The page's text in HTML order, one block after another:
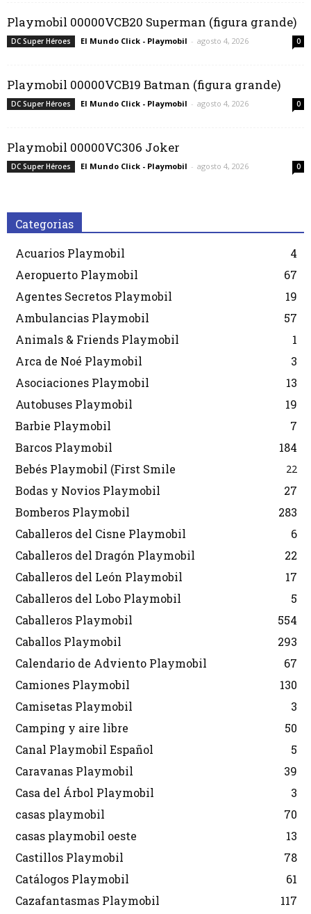
Playmobil 00000VCB20 Superman (figura grande)
DC Super Héroes El Mundo Click - Playmobil - agosto 4, 2026 0
Playmobil 00000VCB19 Batman (figura grande)
DC Super Héroes El Mundo Click - Playmobil - agosto 4, 2026 0
Playmobil 00000VC306 Joker
DC Super Héroes El Mundo Click - Playmobil - agosto 4, 2026 0
Categorias
Acuarios Playmobil
4
Aeropuerto Playmobil
67
Agentes Secretos Playmobil
19
Ambulancias Playmobil
57
Animals & Friends Playmobil
1
Arca de Noé Playmobil
3
Asociaciones Playmobil
13
Autobuses Playmobil
19
Barbie Playmobil
7
Barcos Playmobil
184
Bebés Playmobil (First Smile
22
Bodas y Novios Playmobil
27
Bomberos Playmobil
283
Caballeros del Cisne Playmobil
6
Caballeros del Dragón Playmobil
22
Caballeros del León Playmobil
17
Caballeros del Lobo Playmobil
5
Caballeros Playmobil
554
Caballos Playmobil
293
Calendario de Adviento Playmobil
67
Camiones Playmobil
130
Camisetas Playmobil
3
Camping y aire libre
50
Canal Playmobil Español
5
Caravanas Playmobil
39
Casa del Árbol Playmobil
3
casas playmobil
70
casas playmobil oeste
13
Castillos Playmobil
78
Catálogos Playmobil
61
Cazafantasmas Playmobil
117